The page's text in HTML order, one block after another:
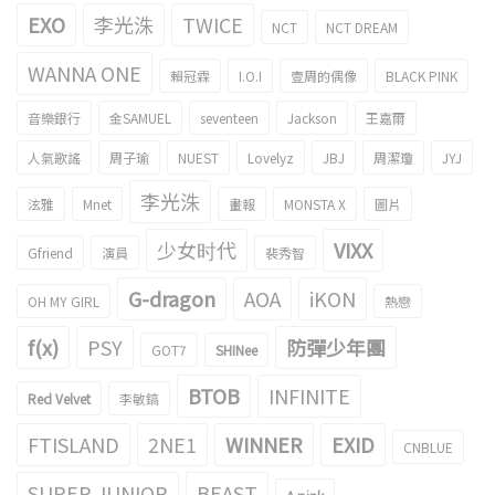
EXO 李光洙 TWICE NCT NCT DREAM
WANNA ONE 賴冠霖 I.O.I 壹周的偶像 BLACK PINK
音樂銀行 金SAMUEL seventeen Jackson 王嘉爾
人氣歌謠 周子瑜 NUEST Lovelyz JBJ 周潔瓊 JYJ
泫雅 Mnet 李光洙 畫報 MONSTA X 圖片
Gfriend 演員 少女时代 裴秀智 VIXX
OH MY GIRL G-dragon AOA iKON 熱戀
f(x) PSY GOT7 SHINee 防彈少年團
Red Velvet 李敏鎬 BTOB
INFINITE
FTISLAND
2NE1 WINNER EXID CNBLUE